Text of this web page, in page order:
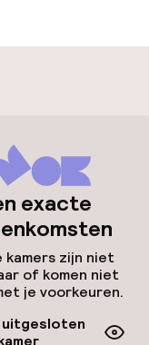
Solarium
Spa
exacte
kamers zijn niet
of komen niet
je voorkeuren.
uitgesloten